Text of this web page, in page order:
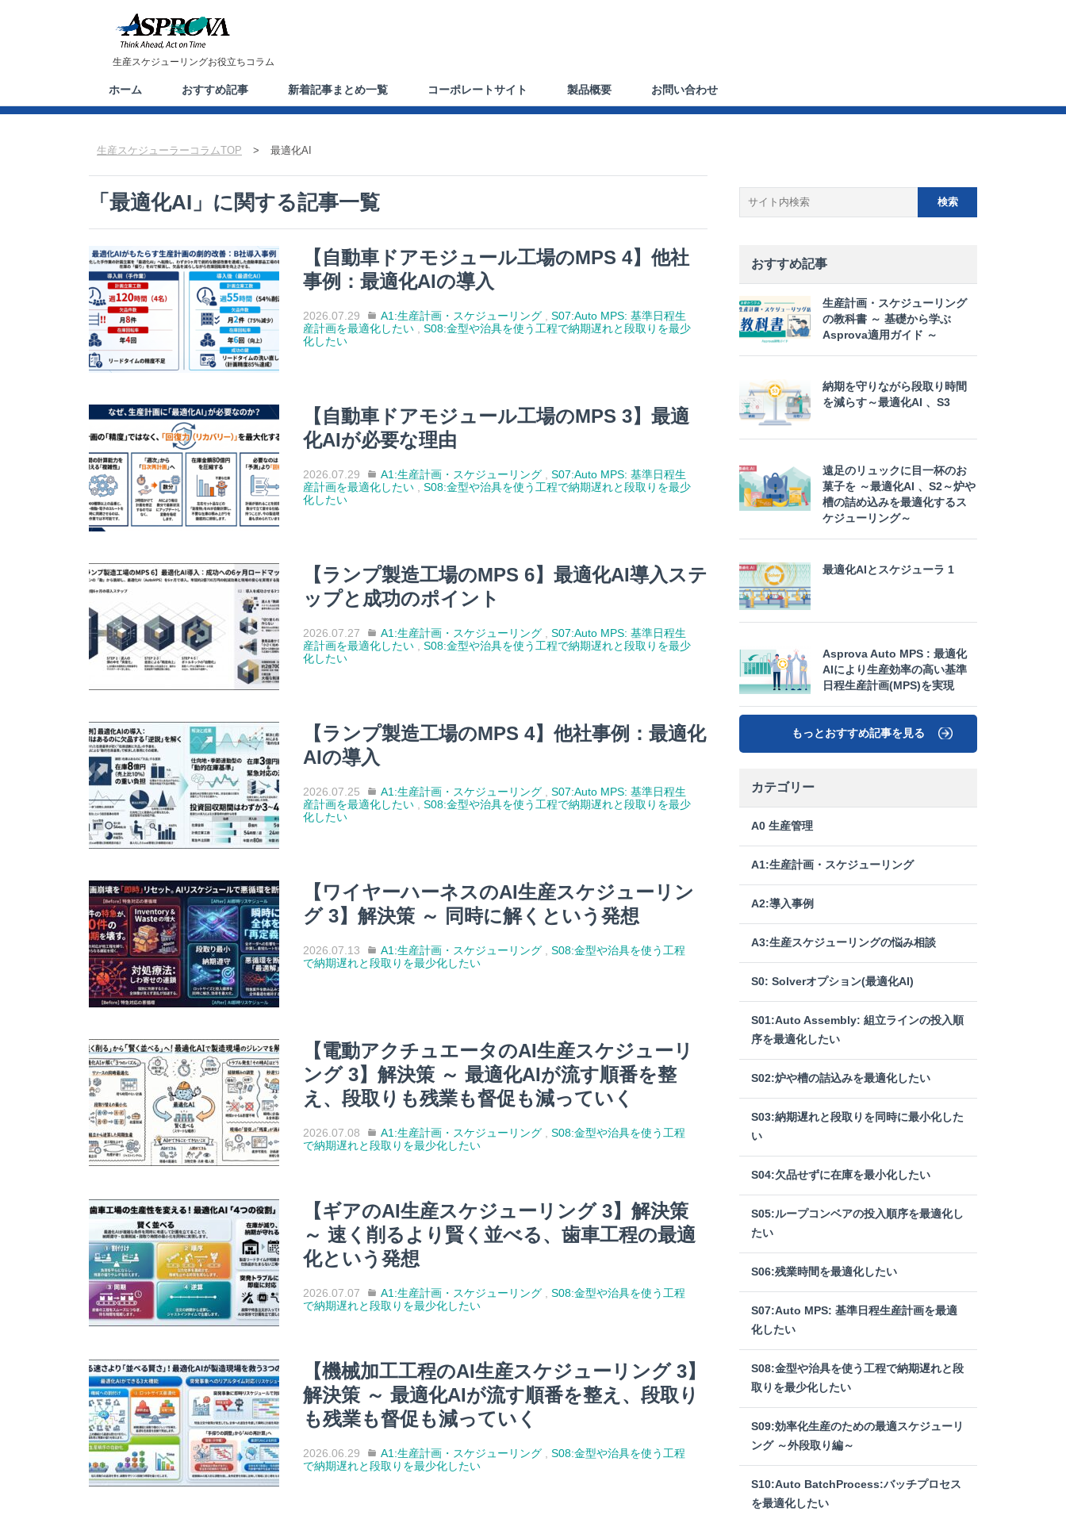
生産スケジューリングお役立ちコラム
ホーム おすすめ記事 新着記事まとめ一覧 コーポレートサイト 製品概要 お問い合わせ
生産スケジューラーコラムTOP > 最適化AI
「 最適化AI 」に関する記事一覧
【自動車ドアモジュール工場のMPS 4】他社
事例：最適化AIの導入
2026.07.29 A1:生産計画・スケジューリング
S07:Auto MPS: 基準日程生
産計画を最適化したい
S08:金型や治具を使う工程で納期遅れと段取りを最少
化したい
【自動車ドアモジュール工場のMPS 3】最適
化AIが必要な理由
2026.07.29 A1:生産計画・スケジューリング
S07:Auto MPS: 基準日程生
産計画を最適化したい
S08:金型や治具を使う工程で納期遅れと段取りを最少
化したい
【ランプ製造工場のMPS 6】最適化AI導入ステ
ップと成功のポイント
2026.07.27 A1:生産計画・スケジューリング
S07:Auto MPS: 基準日程生
産計画を最適化したい
S08:金型や治具を使う工程で納期遅れと段取りを最少
化したい
【ランプ製造工場のMPS 4】他社事例：最適化
AIの導入
2026.07.25 A1:生産計画・スケジューリング
S07:Auto MPS: 基準日程生
産計画を最適化したい
S08:金型や治具を使う工程で納期遅れと段取りを最少
化したい
【ワイヤーハーネスのAI生産スケジューリン
グ 3】解決策 ～ 同時に解くという発想
2026.07.13 A1:生産計画・スケジューリング
S08:金型や治具を使う工程
で納期遅れと段取りを最少化したい
【電動アクチュエータのAI生産スケジューリ
ング 3】解決策 ～ 最適化AIが流す順番を整
え、段取りも残業も督促も減っていく
2026.07.08 A1:生産計画・スケジューリング
S08:金型や治具を使う工程
で納期遅れと段取りを最少化したい
【ギアのAI生産スケジューリング 3】解決策
～ 速く削るより賢く並べる、歯車工程の最適
化という発想
2026.07.07 A1:生産計画・スケジューリング
S08:金型や治具を使う工程
で納期遅れと段取りを最少化したい
【機械加工工程のAI生産スケジューリング 3】
解決策 ～ 最適化AIが流す順番を整え、段取り
も残業も督促も減っていく
2026.06.29 A1:生産計画・スケジューリング
S08:金型や治具を使う工程
で納期遅れと段取りを最少化したい
おすすめ記事
生産計画・スケジューリング
の教科書 ～ 基礎から学ぶ
Asprova適用ガイド ～
納期を守りながら段取り時間
を減らす～最適化AI 、S3
遠足のリュックに目一杯のお
菓子を ～最適化AI 、S2～炉や
槽の詰め込みを最適化するス
ケジューリング～
最適化AIとスケジューラ 1
Asprova Auto MPS : 最適化
AIにより生産効率の高い基準
日程生産計画(MPS)を実現
もっとおすすめ記事を見る
カテゴリー
A0 生産管理
A1:生産計画・スケジューリング
A2:導入事例
A3:生産スケジューリングの悩み相談
S0: Solverオプション(最適化AI)
S01:Auto Assembly: 組立ラインの投入順
序を最適化したい
S02:炉や槽の詰込みを最適化したい
S03:納期遅れと段取りを同時に最小化した
い
S04:欠品せずに在庫を最小化したい
S05:ループコンベアの投入順序を最適化し
たい
S06:残業時間を最適化したい
S07:Auto MPS: 基準日程生産計画を最適
化したい
S08:金型や治具を使う工程で納期遅れと段
取りを最少化したい
S09:効率化生産のための最適スケジューリ
ング ～外段取り編～
S10:Auto BatchProcess:バッチプロセス
を最適化したい